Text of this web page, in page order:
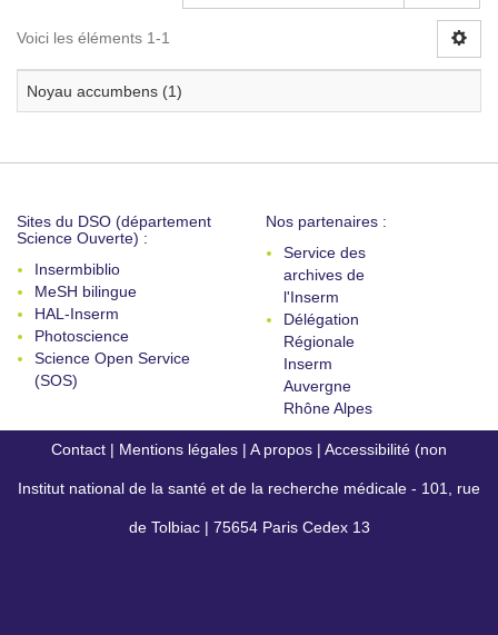
Voici les éléments 1-1
Noyau accumbens (1)
Sites du DSO (département
Science Ouverte) :
Insermbiblio
MeSH bilingue
HAL-Inserm
Photoscience
Science Open Service
(SOS)
Nos partenaires :
Service des
archives de
l'Inserm
Délégation
Régionale
Inserm
Auvergne
Rhône Alpes
Contact | Mentions légales | A propos | Accessibilité (non
conforme)
Institut national de la santé et de la recherche médicale - 101, rue
de Tolbiac | 75654 Paris Cedex 13